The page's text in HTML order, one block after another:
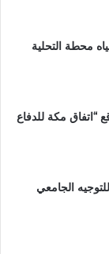
محطة التحلية
“اتفاق مكة للدفاع
الجامعي